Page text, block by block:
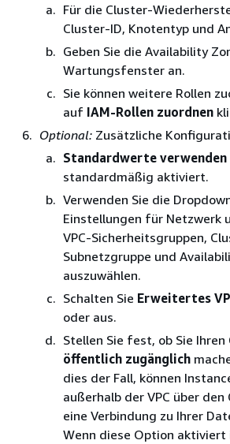
Für die Cluster-
Cluster-ID, Knotentyp und
Geben Sie die Availability
Wartungsfenster an.
Sie können weitere Rollen
auf IAM-Rollen zuordnen
Optional: Zusätzliche
Standardwerte verwenden
standardmäßig aktiviert.
Verwenden Sie die
Einstellungen für Netzwerk
VPC-Sicherheitsgruppen,
Subnetzgruppe und
auszuwählen.
Schalten Sie Erweitertes
oder aus.
Stellen Sie fest, ob Sie
öffentlich zugänglich
dies der Fall, können
außerhalb der VPC über
eine Verbindung zu Ihrer
Wenn diese Option aktiviert